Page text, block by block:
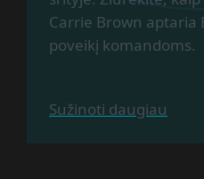
Carrie Brown aptaria
poveikį komandoms.
Sužinoti daugiau